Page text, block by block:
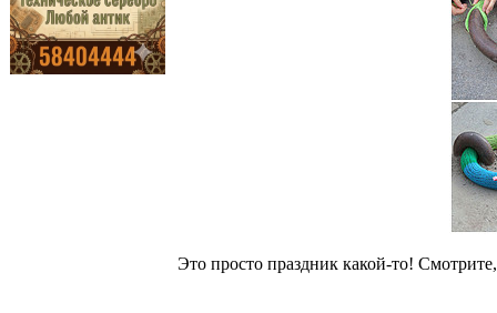
Это просто праздник какой-то!